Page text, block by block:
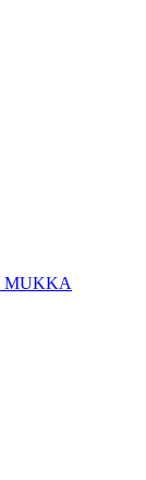
MUKKA